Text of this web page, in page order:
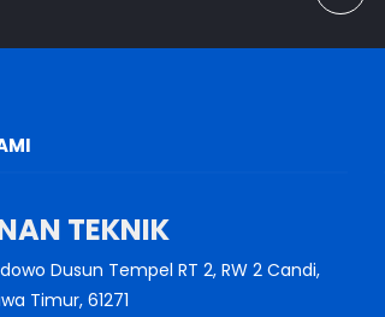
TEKNIK
Dusun Tempel RT 2, RW 2 Candi,
Timur, 61271